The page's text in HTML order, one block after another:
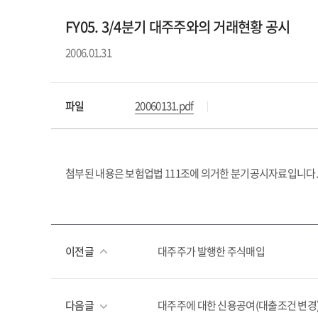
FY05. 3/4분기 대주주와의 거래현황 공시
2006.01.31
파일 20060131.pdf
첨부된 내용은 보험업법 111조에 의거한 분기공시자료입니다.
이전글 대주주가 발행한 주식매입
다음글 대주주에 대한 신용공여(대출조건 변